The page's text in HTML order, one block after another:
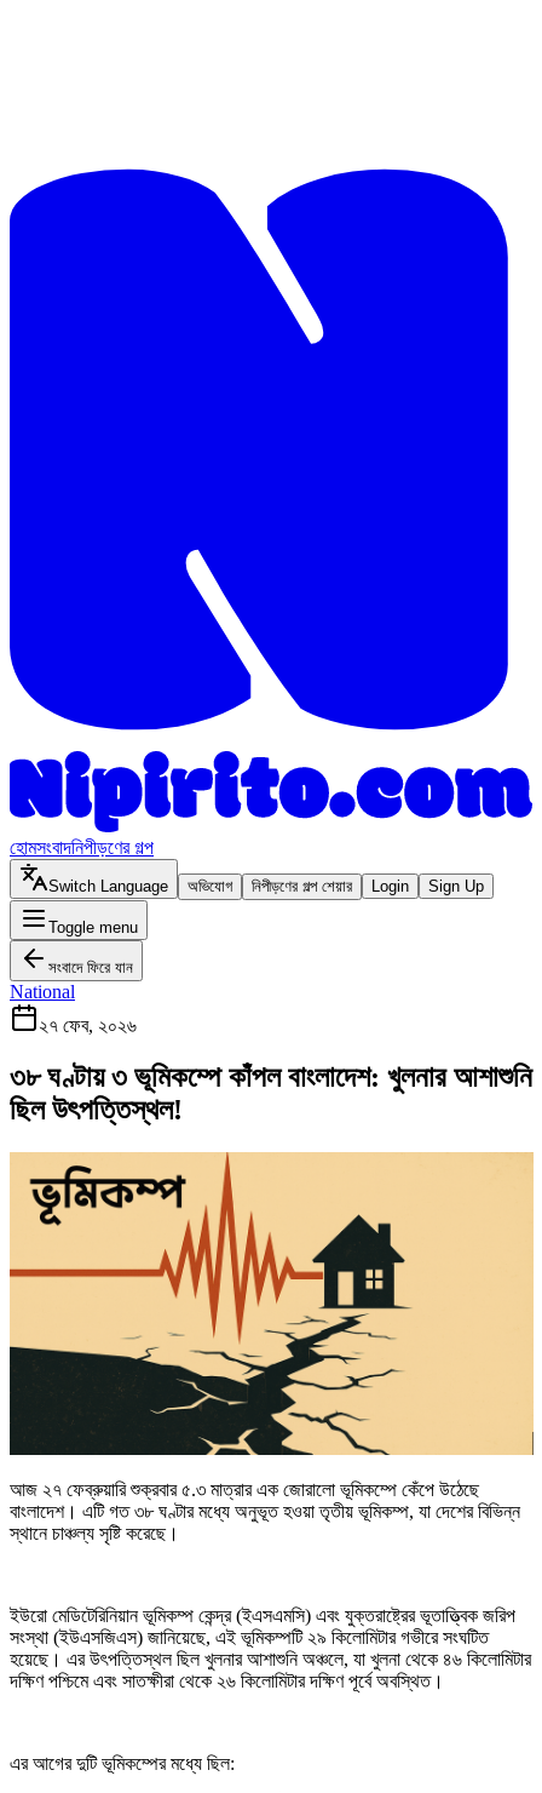
হোমসংবাদনিপীড়ণের গল্প
Switch Language অভিযোগ নিপীড়ণের গল্প শেয়ার Login Sign Up
Toggle menu
সংবাদে ফিরে যান
National
২৭ ফেব, ২০২৬
৩৮ ঘণ্টায় ৩ ভূমিকম্পে কাঁপল বাংলাদেশ: খুলনার আশাশুনি
ছিল উৎপত্তিস্থল!
আজ ২৭ ফেব্রুয়ারি শুক্রবার ৫.৩ মাত্রার এক জোরালো ভূমিকম্পে কেঁপে উঠেছে
বাংলাদেশ। এটি গত ৩৮ ঘণ্টার মধ্যে অনুভূত হওয়া তৃতীয় ভূমিকম্প, যা দেশের বিভিন্ন
স্থানে চাঞ্চল্য সৃষ্টি করেছে।
ইউরো মেডিটেরিনিয়ান ভূমিকম্প কেন্দ্র (ইএসএমসি) এবং যুক্তরাষ্ট্রের ভূতাত্ত্বিক জরিপ
সংস্থা (ইউএসজিএস) জানিয়েছে, এই ভূমিকম্পটি ২৯ কিলোমিটার গভীরে সংঘটিত
হয়েছে। এর উৎপত্তিস্থল ছিল খুলনার আশাশুনি অঞ্চলে, যা খুলনা থেকে ৪৬ কিলোমিটার
দক্ষিণ পশ্চিমে এবং সাতক্ষীরা থেকে ২৬ কিলোমিটার দক্ষিণ পূর্বে অবস্থিত।
এর আগের দুটি ভূমিকম্পের মধ্যে ছিল: